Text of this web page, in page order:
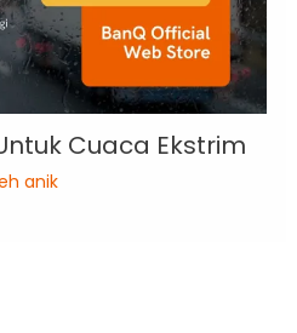
Cuaca Ekstrim
anik